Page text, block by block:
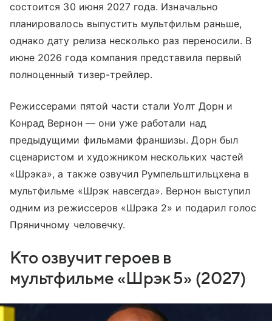
состоится 30 июня 2027 года. Изначально
планировалось выпустить мультфильм раньше,
однако дату релиза несколько раз переносили. В
июне 2026 года компания представила первый
полноценный тизер-трейлер.
Режиссерами пятой части стали Уолт Дорн и
Конрад Вернон — они уже работали над
предыдущими фильмами франшизы. Дорн был
сценаристом и художником нескольких частей
«Шрэка», а также озвучил Румпельштильцхена в
мультфильме «Шрэк навсегда». Вернон выступил
одним из режиссеров «Шрэка 2» и подарил голос
Пряничному человечку.
Кто озвучит героев в
мультфильме «Шрэк 5» (2027)